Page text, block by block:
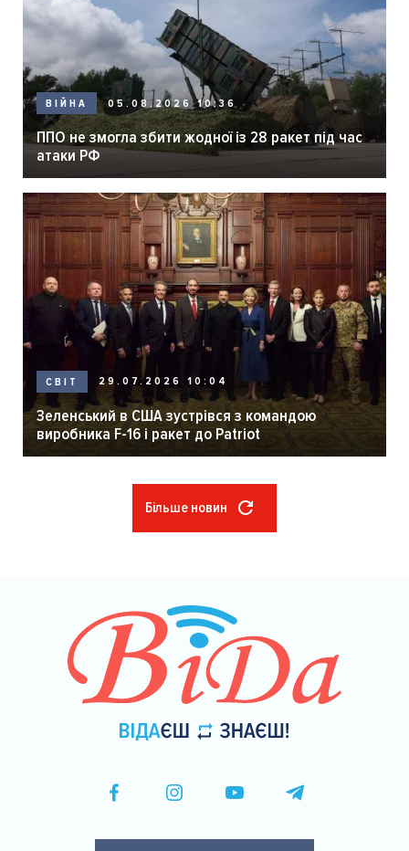
ВІЙНА 05.08.2026 10:36
ППО не змогла збити жодної із 28 ракет під час
атаки РФ
СВІТ 29.07.2026 10:04
Зеленський в США зустрівся з командою
виробника F-16 і ракет до Patriot
Більше новин